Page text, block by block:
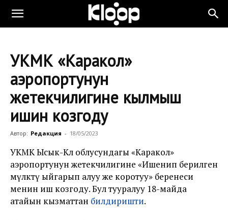
УКМК «Каракол»
аэропортунун
жетекчилигине кылмыш
ишин козгоду
Автор: Редакция - 18/05/2023
УКМК Ысык-Көл облусундагы «Каракол»
аэропортунун жетекчилигине «Ишенип берилген
мүлктү ыйгарып алуу же коротуу» беренеси
менин иш козгоду. Бул тууралуу 18-майда
атайын кызматтан билдиришти.